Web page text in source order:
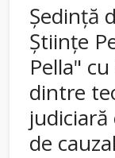
Ședință
Ştiinţe
Pella"
dintre
de